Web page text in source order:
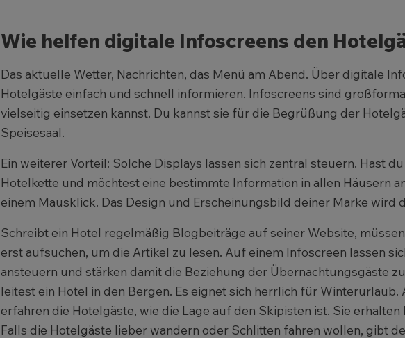
Wie helfen digitale Infoscreens den
Das aktuelle Wetter, Nachrichten, das Menü am Abend. Über digitale
Hotelgäste einfach und schnell informieren. Infoscreens sind
vielseitig einsetzen kannst. Du kannst sie für die Begrüßung der
Speisesaal.
Ein weiterer Vorteil: Solche Displays lassen sich zentral steuern. Hast
Hotelkette und möchtest eine bestimmte Information in allen Häusern
einem Mausklick. Das Design und Erscheinungsbild deiner Marke wird
Schreibt ein Hotel regelmäßig Blogbeiträge auf seiner Website,
erst aufsuchen, um die Artikel zu lesen. Auf einem Infoscreen lassen
ansteuern und stärken damit die Beziehung der Übernachtungsgäste
leitest ein Hotel in den Bergen. Es eignet sich herrlich für Winterurlaub.
erfahren die Hotelgäste, wie die Lage auf den Skipisten ist. Sie
Falls die Hotelgäste lieber wandern oder Schlitten fahren wollen, gibt